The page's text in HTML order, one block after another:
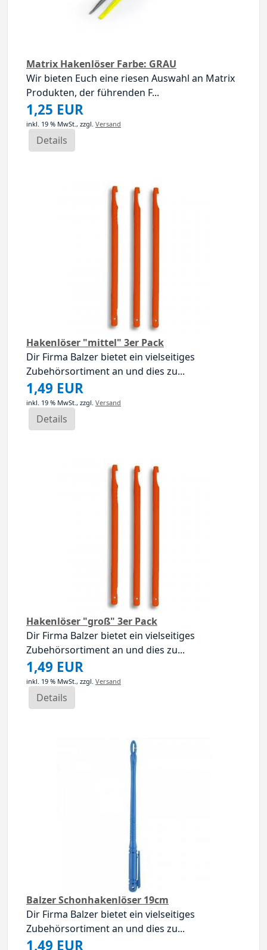
Matrix Hakenlöser Farbe: GRAU
Wir bieten Euch eine riesen Auswahl an Matrix
Produkten, der führenden F...
1,25 EUR
inkl. 19 % MwSt., zzgl. Versand
Details
Hakenlöser "mittel" 3er Pack
Dir Firma Balzer bietet ein vielseitiges
Zubehörsortiment an und dies zu...
1,49 EUR
inkl. 19 % MwSt., zzgl. Versand
Details
Hakenlöser "groß" 3er Pack
Dir Firma Balzer bietet ein vielseitiges
Zubehörsortiment an und dies zu...
1,49 EUR
inkl. 19 % MwSt., zzgl. Versand
Details
Balzer Schonhakenlöser 19cm
Dir Firma Balzer bietet ein vielseitiges
Zubehörsortiment an und dies zu...
1,49 EUR